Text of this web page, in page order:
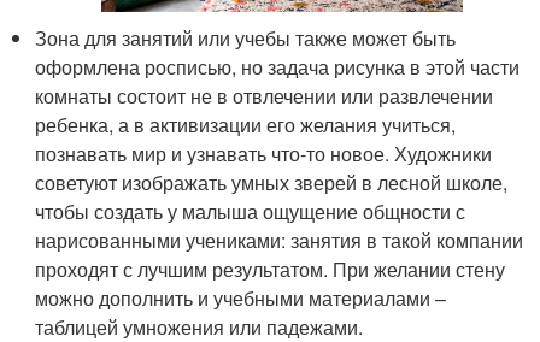
Зона для занятий или учебы также может быть
оформлена росписью, но задача рисунка в этой части
комнаты состоит не в отвлечении или развлечении
ребенка, а в активизации его желания учиться,
познавать мир и узнавать что-то новое. Художники
советуют изображать умных зверей в лесной школе,
чтобы создать у малыша ощущение общности с
нарисованными учениками: занятия в такой компании
проходят с лучшим результатом. При желании стену
можно дополнить и учебными материалами –
таблицей умножения или падежами.